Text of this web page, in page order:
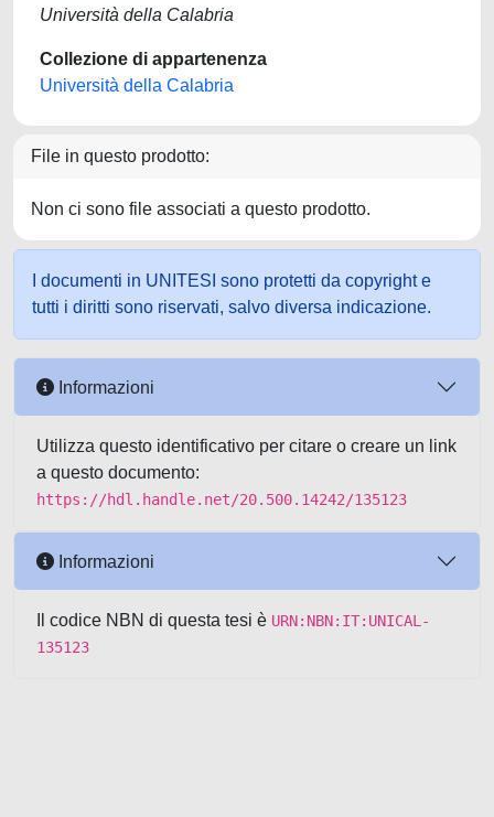
Università della Calabria
Collezione di appartenenza
Università della Calabria
File in questo prodotto:
Non ci sono file associati a questo prodotto.
I documenti in UNITESI sono protetti da copyright e
tutti i diritti sono riservati, salvo diversa indicazione.
Informazioni
Utilizza questo identificativo per citare o creare un link
a questo documento:
https://hdl.handle.net/20.500.14242/135123
Informazioni
Il codice NBN di questa tesi è URN:NBN:IT:UNICAL-
135123